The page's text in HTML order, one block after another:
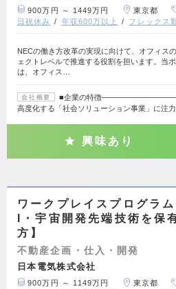
900万円 ～ 1449万円 東京都
日祝休み
年収600万以上 フレックス
NECの働き方改革の実現に向けて、オフィス
ェクトレベルで推進する役割を担います。当
は、オフィス…
会社概要
■企業の特徴──────────────
高度化する「社会ソリューション事業」に注
興味あり
ワークプレイスプログラ
I・宇宙開発先端技術を保
方】
不動産企画・仕入・開発
日本電気株式会社
900万円 ～ 1149万円 東京都